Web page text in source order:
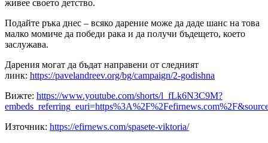
живее своето детство.
Подайте ръка днес – всяко дарение може да даде шанс на това
малко момиче да победи рака и да получи бъдещето, което
заслужава.
Дарения могат да бъдат направени от следният
линк: https://pavelandreev.org/bg/campaign/2-godishna
Вижте: https://www.youtube.com/shorts/l_fLk6N3C9M?
Източник: https://efirnews.com/spasete-viktoria/